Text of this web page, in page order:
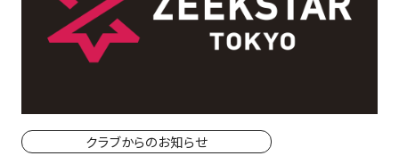
TICKET
会場（座席・価格表）
クラブからのお知らせ